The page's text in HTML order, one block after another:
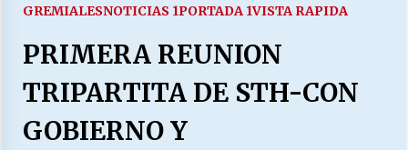
03/08/2026
LA DC POR SIEMPRE.RECORDANDO 69 AÑOS DE
28/07/2026
“ORGULLOSOS DE SER DC” SALUDA EL
GREMIALESNOTICIAS 1PORTADA 1VISTA RAPIDA
PRIMERA REUNION
TRIPARTITA DE STH-CON
GOBIERNO Y